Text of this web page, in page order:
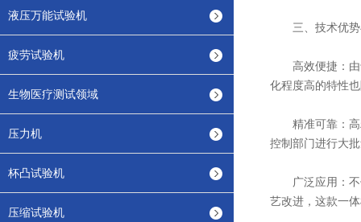
液压万能试验机
疲劳试验机
生物医疗测试领域
压力机
杯凸试验机
压缩试验机
三、技术优势
高效便捷：由
化程度高的特性
精准可靠：高
控制部门进行大
广泛应用：不
艺改进，这款一